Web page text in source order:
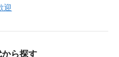
迎
ら探す